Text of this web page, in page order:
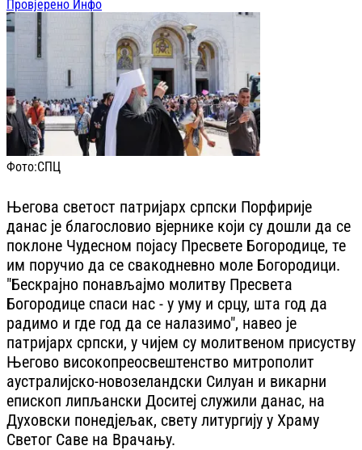
Провјерено Инфо
Фото:СПЦ
Његова светост патријарх српски Порфирије
данас је благословио вјернике који су дошли да се
поклоне Чудесном појасу Пресвете Богородице, те
им поручио да се свакодневно моле Богородици.
"Бескрајно понављајмо молитву Пресвета
Богородице спаси нас - у уму и срцу, шта год да
радимо и где год да се налазимо", навео је
патријарх српски, у чијем су молитвеном присуству
Његово високопреосвештенство митрополит
аустралијско-новозеландски Силуан и викарни
епископ липљански Доситеј служили данас, на
Духовски понедјељак, свету литургију у Храму
Светог Саве на Врачању.